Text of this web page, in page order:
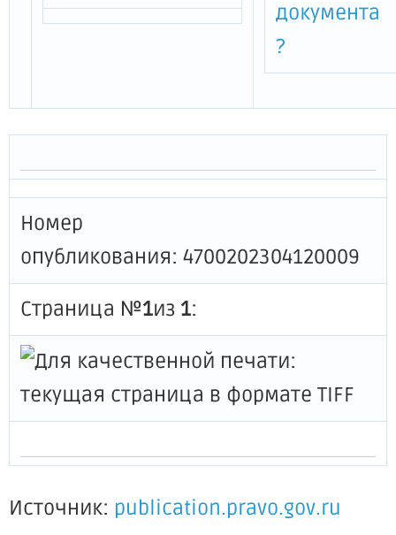
документа
?
Номер
опубликования: 4700202304120009
Страница №1из 1:
Источник: publication.pravo.gov.ru